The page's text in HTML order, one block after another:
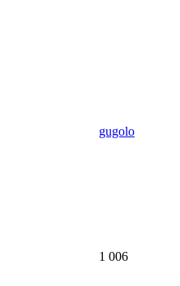
gugolo
1 006